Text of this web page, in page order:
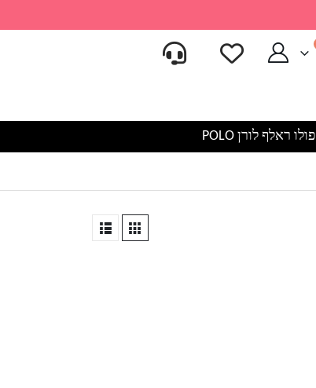
פולו ראלף לורן POLO